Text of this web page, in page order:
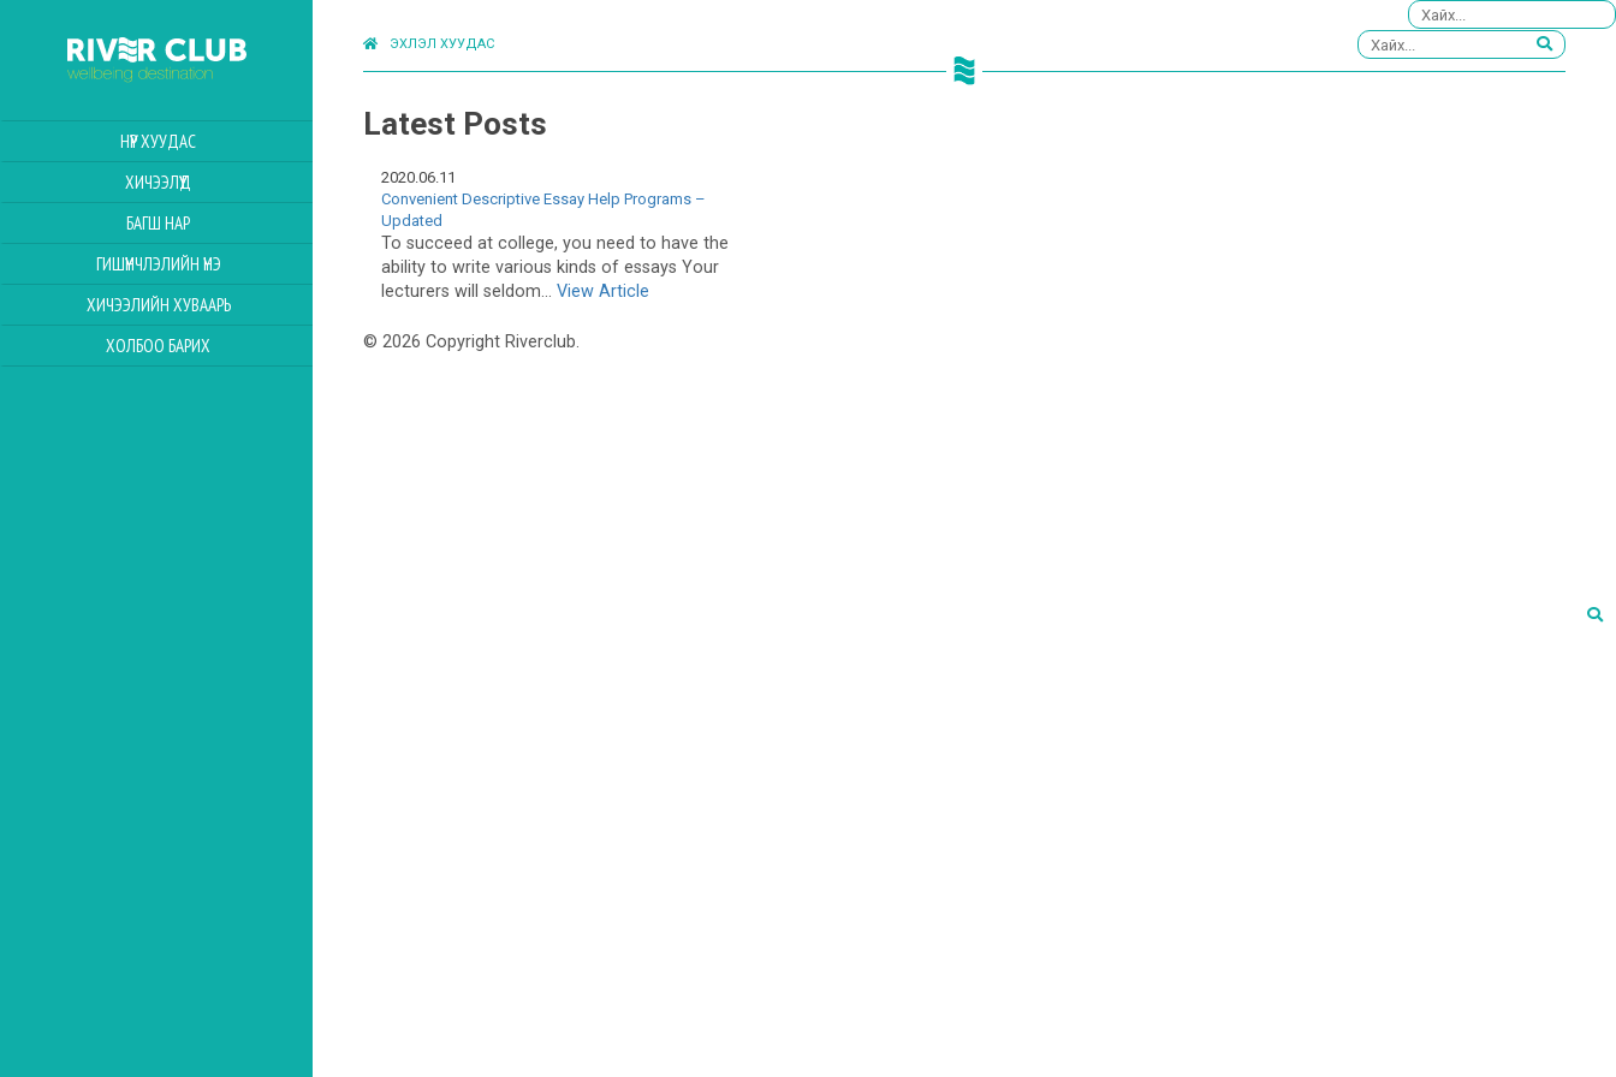
НҮҮР ХУУДАС
ХИЧЭЭЛҮҮД
БАГШ НАР
ГИШҮҮНЧЛЭЛИЙН ҮНЭ
ХИЧЭЭЛИЙН ХУВААРЬ
ХОЛБОО БАРИХ
ЭХЛЭЛ ХУУДАС
Latest Posts
2020.06.11
Convenient Descriptive Essay Help Programs –
Updated
To succeed at college, you need to have the
ability to write various kinds of essays Your
lecturers will seldom... View Article
© 2026 Copyright Riverclub.